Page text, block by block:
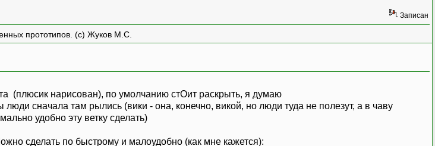
Записан
прототипов. (с) Жуков М.С.
(плюсик нарисован), по умолчанию стОит раскрыть, я думаю
люди сначала там рылись (вики - она, конечно, викой, но люди туда не полезут, а в чаву
удобно эту ветку сделать)
сделать по быстрому и малоудобно (как мне кажется):